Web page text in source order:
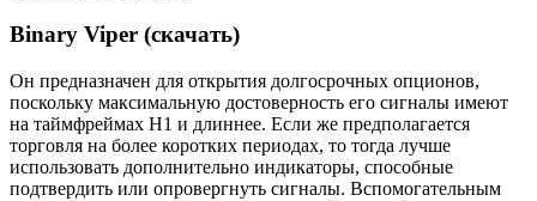
Binary Viper (скачать)
Он предназначен для открытия долгосрочных опционов,
поскольку максимальную достоверность его сигналы имеют
на таймфреймах H1 и длиннее. Если же предполагается
торговля на более коротких периодах, то тогда лучше
использовать дополнительно индикаторы, способные
подтвердить или опровергнуть сигналы. Вспомогательным